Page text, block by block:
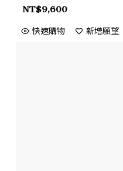
NT$9,600
快速購物 新增願望